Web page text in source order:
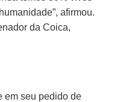
afirmou.
da Coica,
em seu pedido de